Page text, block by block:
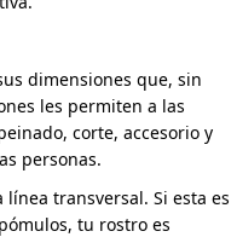
dimensiones que, sin
les permiten a las
corte, accesorio y
personas.
transversal. Si esta es
tu rostro es